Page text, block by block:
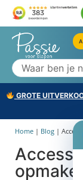
GROTE
Home | Blog |